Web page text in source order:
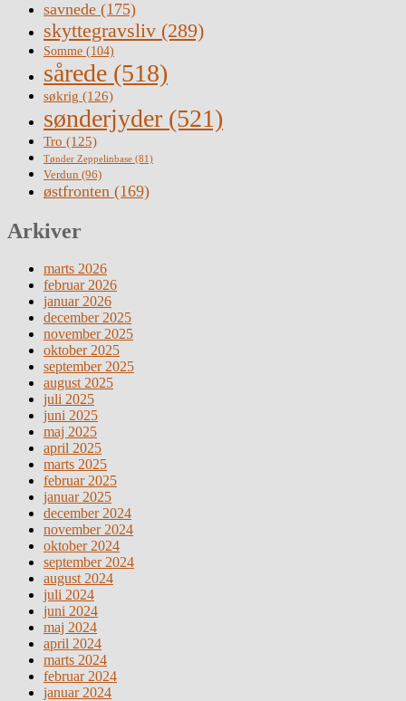
savnede (175)
skyttegravsliv (289)
Somme (104)
sårede (518)
søkrig (126)
sønderjyder (521)
Tro (125)
Tønder Zeppelinbase (81)
Verdun (96)
østfronten (169)
Arkiver
marts 2026
februar 2026
januar 2026
december 2025
november 2025
oktober 2025
september 2025
august 2025
juli 2025
juni 2025
maj 2025
april 2025
marts 2025
februar 2025
januar 2025
december 2024
november 2024
oktober 2024
september 2024
august 2024
juli 2024
juni 2024
maj 2024
april 2024
marts 2024
februar 2024
januar 2024